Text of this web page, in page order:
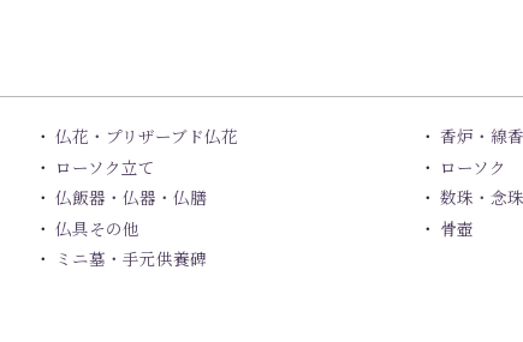
仏花・プリザーブド仏花
香炉・線
ローソク立て
ローソク
仏飯器・仏器・仏膳
数珠・念
仏具その他
骨壺
ミニ墓・手元供養碑